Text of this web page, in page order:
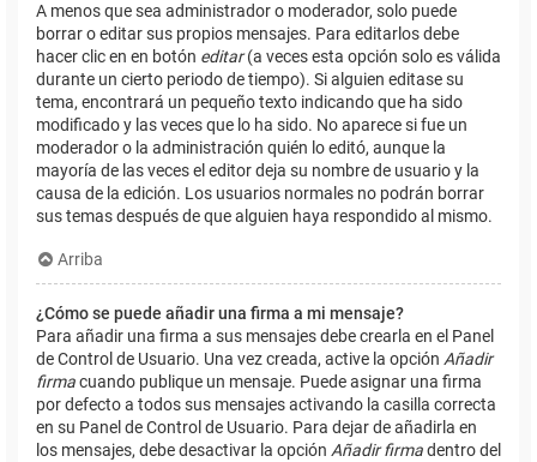
A menos que sea administrador o moderador, solo puede
borrar o editar sus propios mensajes. Para editarlos debe
hacer clic en en botón editar(a veces esta opción solo es válida
durante un cierto periodo de tiempo). Si alguien editase su
tema, encontrará un pequeño texto indicando que ha sido
modificado y las veces que lo ha sido. No aparece si fue un
moderador o la administración quién lo editó, aunque la
mayoría de las veces el editor deja su nombre de usuario y la
causa de la edición. Los usuarios normales no podrán borrar
sus temas después de que alguien haya respondido al mismo.
Arriba
¿Cómo se puede añadir una firma a mi mensaje?
Para añadir una firma a sus mensajes debe crearla en el Panel
de Control de Usuario. Una vez creada, active la opción Añadir
firmacuando publique un mensaje. Puede asignar una firma
por defecto a todos sus mensajes activando la casilla correcta
en su Panel de Control de Usuario. Para dejar de añadirla en
los mensajes, debe desactivar la opción Añadir firmadentro del